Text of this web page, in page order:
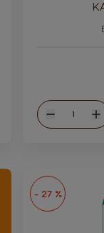
Množství
- 27 %